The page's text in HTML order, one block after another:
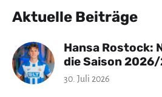
Aktuelle Beiträge
Hansa Rostock:
die Saison
30. Juli 2026